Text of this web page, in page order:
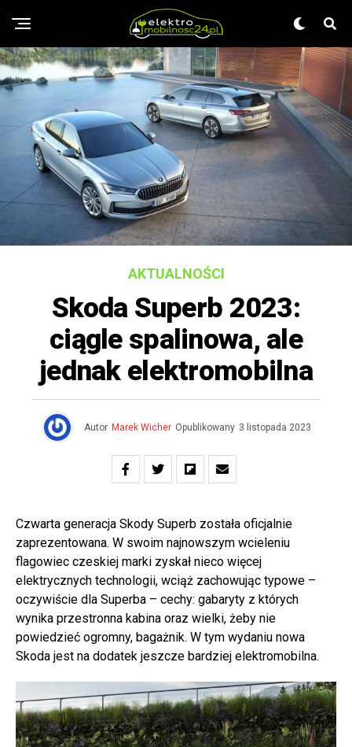
AKTUALNOŚCI
Skoda Superb 2023:
ciągle spalinowa, ale
jednak elektromobilna
Autor Marek Wicher Opublikowany 3 listopada 2023
Czwarta generacja Skody Superb została oficjalnie
zaprezentowana. W swoim najnowszym wcieleniu
flagowiec czeskiej marki zyskał nieco więcej
elektrycznych technologii, wciąż zachowując typowe –
oczywiście dla Superba – cechy: gabaryty z których
wynika przestronna kabina oraz wielki, żeby nie
powiedzieć ogromny, bagażnik. W tym wydaniu nowa
Skoda jest na dodatek jeszcze bardziej elektromobilna.